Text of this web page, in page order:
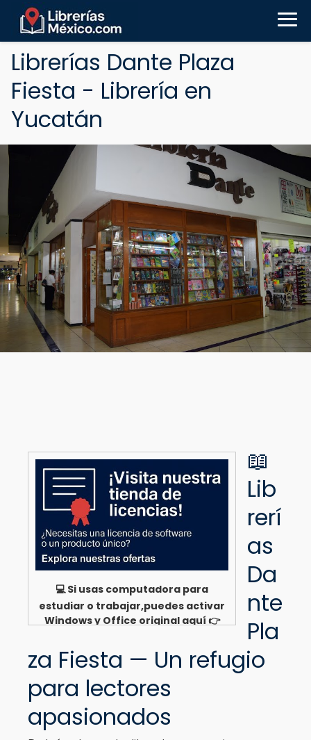
Librerías Dante Plaza
Fiesta - Librería en
Yucatán
💻 Si usas computadora para
estudiar o trabajar,puedes activar
Windows y Office original aquí 👉
📖
Lib
rerí
as
Da
nte
Pla
za Fiesta — Un refugio
para lectores
apasionados